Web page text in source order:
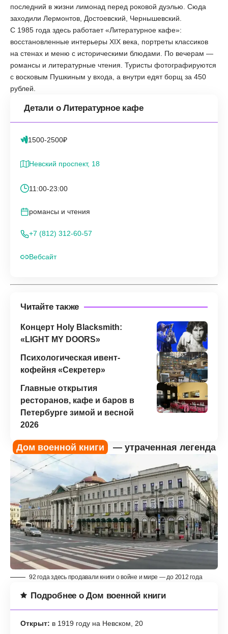
последний в жизни лимонад перед роковой дуэлью. Сюда
заходили Лермонтов, Достоевский, Чернышевский.
С 1985 года здесь работает «Литературное кафе»:
восстановленные интерьеры XIX века, портреты классиков
на стенах и меню с историческими блюдами. По вечерам —
романсы и литературные чтения. Туристы фотографируются
с восковым Пушкиным у входа, а внутри едят борщ за 450
рублей.
Детали о Литературное кафе
1500-2500₽
Невский проспект, 18
11:00-23:00
романсы и чтения
+7 (812) 312-60-57
Вебсайт
Читайте также
Концерт Holy Blacksmith:
«LIGHT MY DOORS»
Психологическая ивент-
кофейня «Секретер»
Главные открытия
ресторанов, кафе и баров в
Петербурге зимой и весной
2026
Дом военной книги — утраченная легенда
92 года здесь продавали книги о войне и мире — до 2012 года
Подробнее о Дом военной книги
Открыт: в 1919 году на Невском, 20